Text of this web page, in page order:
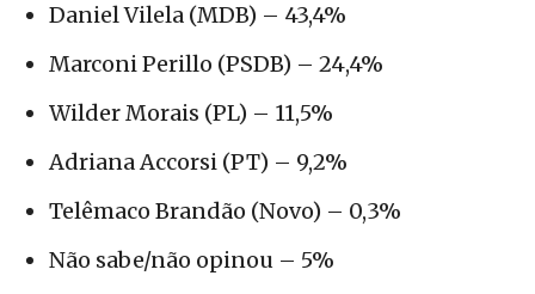
Daniel Vilela (MDB) – 43,4%
Marconi Perillo (PSDB) – 24,4%
Wilder Morais (PL) – 11,5%
Adriana Accorsi (PT) – 9,2%
Telêmaco Brandão (Novo) – 0,3%
Não sabe/não opinou – 5%